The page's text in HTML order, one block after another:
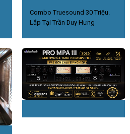
Combo Truesound 30 Triệu.
Lắp Tại Trần Duy Hưng